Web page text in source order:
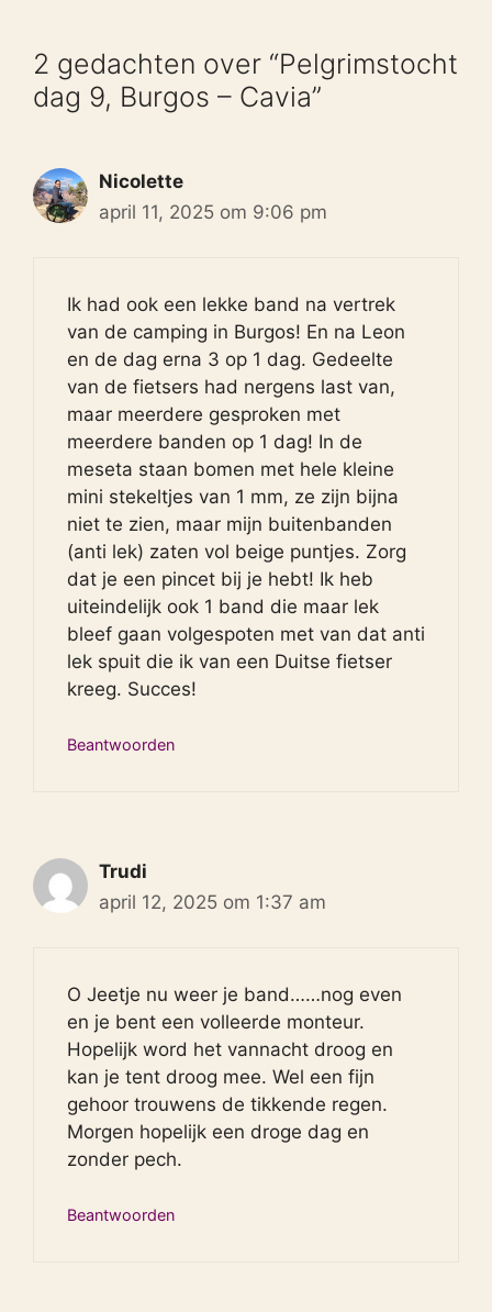
2 gedachten over “Pelgrimstocht
dag 9, Burgos – Cavia”
Nicolette
april 11, 2025 om 9:06 pm
Ik had ook een lekke band na vertrek
van de camping in Burgos! En na Leon
en de dag erna 3 op 1 dag. Gedeelte
van de fietsers had nergens last van,
maar meerdere gesproken met
meerdere banden op 1 dag! In de
meseta staan bomen met hele kleine
mini stekeltjes van 1 mm, ze zijn bijna
niet te zien, maar mijn buitenbanden
(anti lek) zaten vol beige puntjes. Zorg
dat je een pincet bij je hebt! Ik heb
uiteindelijk ook 1 band die maar lek
bleef gaan volgespoten met van dat anti
lek spuit die ik van een Duitse fietser
kreeg. Succes!
Beantwoorden
Trudi
april 12, 2025 om 1:37 am
O Jeetje nu weer je band……nog even
en je bent een volleerde monteur.
Hopelijk word het vannacht droog en
kan je tent droog mee. Wel een fijn
gehoor trouwens de tikkende regen.
Morgen hopelijk een droge dag en
zonder pech.
Beantwoorden